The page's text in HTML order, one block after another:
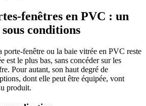
fenêtres en PVC : un
conditions
porte-fenêtre ou la baie vitrée en PVC reste
est le plus bas, sans concéder sur les
Pour autant, son haut degré de
dont elle peut être équipée, vont
produit.